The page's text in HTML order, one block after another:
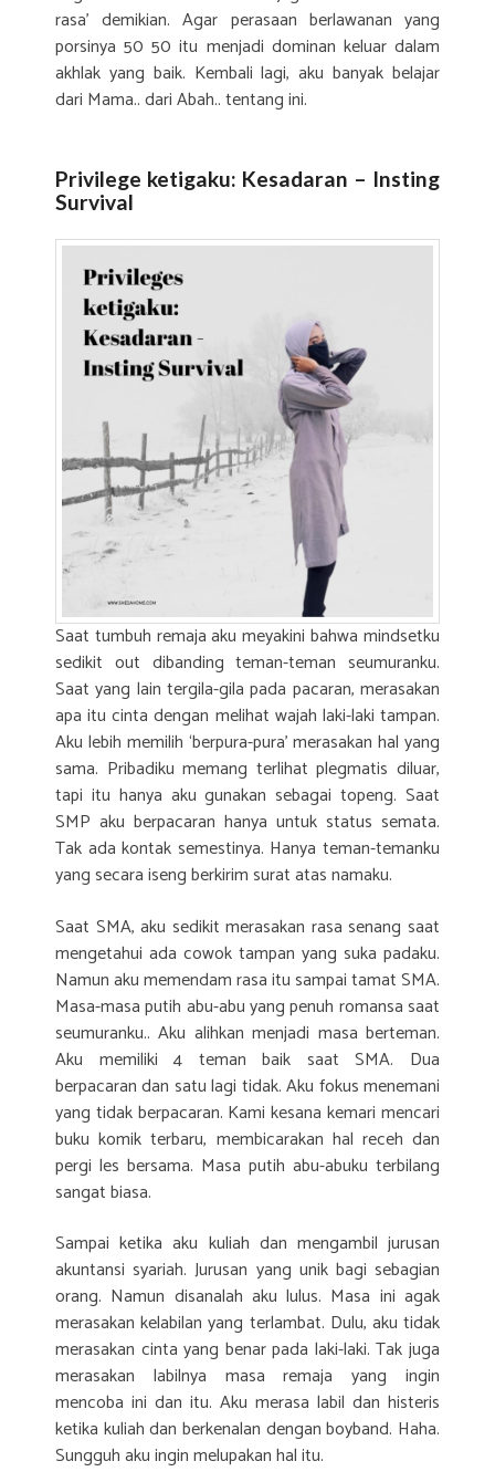
rasa’ demikian. Agar perasaan berlawanan yang
porsinya 50 50 itu menjadi dominan keluar dalam
akhlak yang baik. Kembali lagi, aku banyak belajar
dari Mama.. dari Abah.. tentang ini.
Privilege ketigaku: Kesadaran – Insting
Survival
Saat tumbuh remaja aku meyakini bahwa mindsetku
sedikit out dibanding teman-teman seumuranku.
Saat yang lain tergila-gila pada pacaran, merasakan
apa itu cinta dengan melihat wajah laki-laki tampan.
Aku lebih memilih ‘berpura-pura’ merasakan hal yang
sama. Pribadiku memang terlihat plegmatis diluar,
tapi itu hanya aku gunakan sebagai topeng. Saat
SMP aku berpacaran hanya untuk status semata.
Tak ada kontak semestinya. Hanya teman-temanku
yang secara iseng berkirim surat atas namaku.
Saat SMA, aku sedikit merasakan rasa senang saat
mengetahui ada cowok tampan yang suka padaku.
Namun aku memendam rasa itu sampai tamat SMA.
Masa-masa putih abu-abu yang penuh romansa saat
seumuranku.. Aku alihkan menjadi masa berteman.
Aku memiliki 4 teman baik saat SMA. Dua
berpacaran dan satu lagi tidak. Aku fokus menemani
yang tidak berpacaran. Kami kesana kemari mencari
buku komik terbaru, membicarakan hal receh dan
pergi les bersama. Masa putih abu-abuku terbilang
sangat biasa.
Sampai ketika aku kuliah dan mengambil jurusan
akuntansi syariah. Jurusan yang unik bagi sebagian
orang. Namun disanalah aku lulus. Masa ini agak
merasakan kelabilan yang terlambat. Dulu, aku tidak
merasakan cinta yang benar pada laki-laki. Tak juga
merasakan labilnya masa remaja yang ingin
mencoba ini dan itu. Aku merasa labil dan histeris
ketika kuliah dan berkenalan dengan boyband. Haha.
Sungguh aku ingin melupakan hal itu.